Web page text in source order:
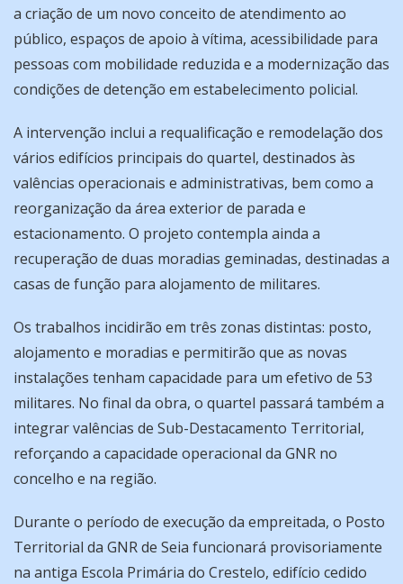
a criação de um novo conceito de atendimento ao
público, espaços de apoio à vítima, acessibilidade para
pessoas com mobilidade reduzida e a modernização das
condições de detenção em estabelecimento policial.
A intervenção inclui a requalificação e remodelação dos
vários edifícios principais do quartel, destinados às
valências operacionais e administrativas, bem como a
reorganização da área exterior de parada e
estacionamento. O projeto contempla ainda a
recuperação de duas moradias geminadas, destinadas a
casas de função para alojamento de militares.
Os trabalhos incidirão em três zonas distintas: posto,
alojamento e moradias e permitirão que as novas
instalações tenham capacidade para um efetivo de 53
militares. No final da obra, o quartel passará também a
integrar valências de Sub-Destacamento Territorial,
reforçando a capacidade operacional da GNR no
concelho e na região.
Durante o período de execução da empreitada, o Posto
Territorial da GNR de Seia funcionará provisoriamente
na antiga Escola Primária do Crestelo, edifício cedido